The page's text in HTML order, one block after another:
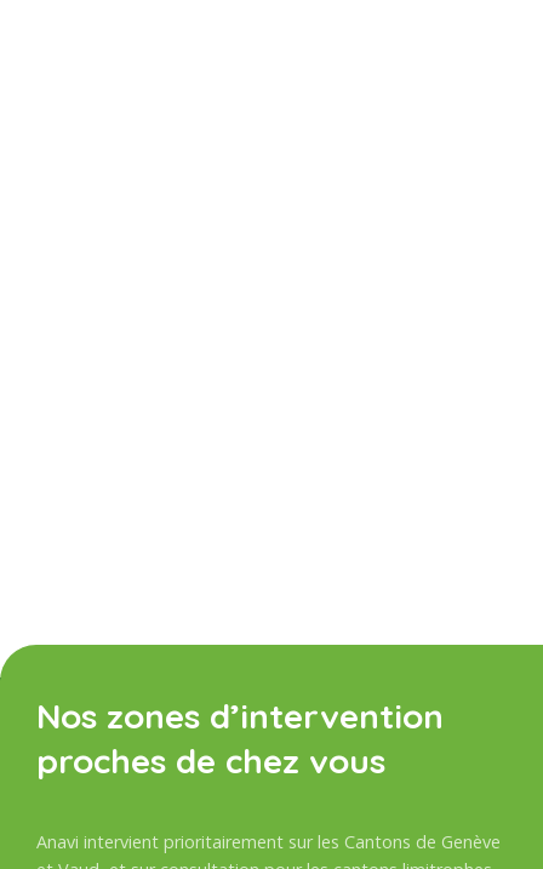
Nos zones d’intervention
proches de chez vous
Anavi intervient prioritairement sur les Cantons de Genève